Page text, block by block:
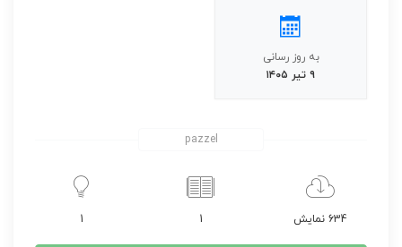
به روز رسانی
۹ تیر ۱۴۰۵
pazzel
634 نمایش 1
1